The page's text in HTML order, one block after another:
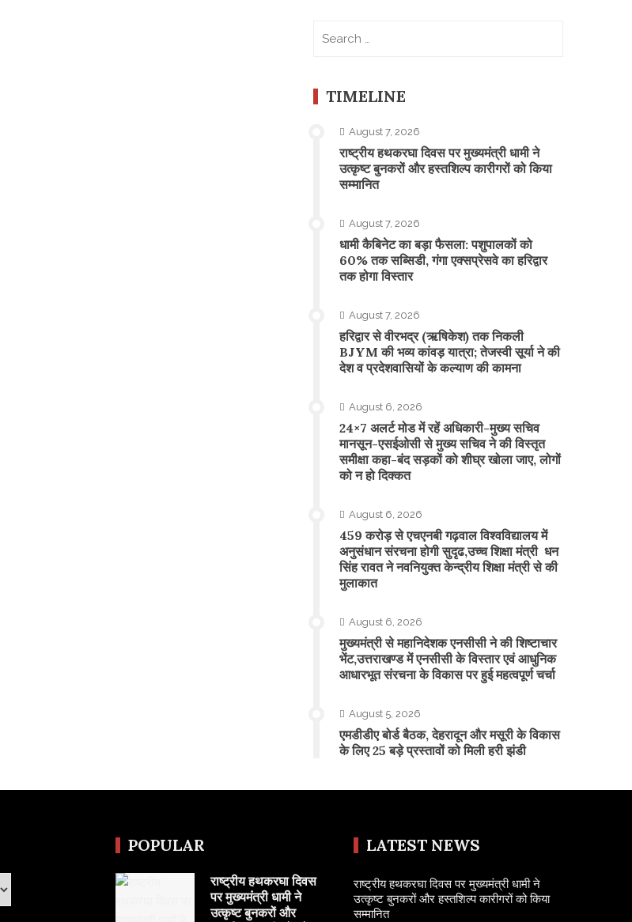
TIMELINE
August 7, 2026
राष्ट्रीय हथकरघा दिवस पर मुख्यमंत्री धामी ने
उत्कृष्ट बुनकरों और हस्तशिल्प कारीगरों को किया
सम्मानित
August 7, 2026
​धामी कैबिनेट का बड़ा फैसला: पशुपालकों को
60% तक सब्सिडी, गंगा एक्सप्रेसवे का हरिद्वार
तक होगा विस्तार
August 7, 2026
​हरिद्वार से वीरभद्र (ऋषिकेश) तक निकली
BJYM की भव्य कांवड़ यात्रा; तेजस्वी सूर्या ने की
देश व प्रदेशवासियों के कल्याण की कामना
August 6, 2026
24×7 अलर्ट मोड में रहें अधिकारी-मुख्य सचिव
मानसून-एसईओसी से मुख्य सचिव ने की विस्तृत
समीक्षा कहा-बंद सड़कों को शीघ्र खोला जाए, लोगों
को न हो दिक्कत
August 6, 2026
459 करोड़ से एचएनबी गढ़वाल विश्वविद्यालय में
अनुसंधान संरचना होगी सुदृढ,उच्च शिक्षा मंत्री धन
सिंह रावत ने नवनियुक्त केन्द्रीय शिक्षा मंत्री से की
मुलाकात
August 6, 2026
मुख्यमंत्री से महानिदेशक एनसीसी ने की शिष्टाचार
भेंट,उत्तराखण्ड में एनसीसी के विस्तार एवं आधुनिक
आधारभूत संरचना के विकास पर हुई महत्वपूर्ण चर्चा
August 5, 2026
एमडीडीए बोर्ड बैठक, देहरादून और मसूरी के विकास
के लिए 25 बड़े प्रस्तावों को मिली हरी झंडी
POPULAR
राष्ट्रीय हथकरघा दिवस
पर मुख्यमंत्री धामी ने
उत्कृष्ट बुनकरों और
LATEST NEWS
राष्ट्रीय हथकरघा दिवस पर मुख्यमंत्री धामी ने
उत्कृष्ट बुनकरों और हस्तशिल्प कारीगरों को किया
सम्मानित